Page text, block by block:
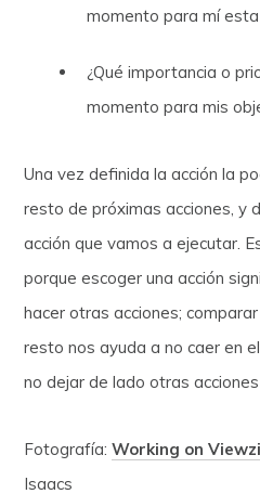
momento para mí esta
¿Qué importancia o
momento para mis
Una vez definida la acción la
resto de próximas acciones, y
acción que vamos a ejecutar.
porque escoger una acción
hacer otras acciones;
resto nos ayuda a no caer en
no dejar de lado otras
Fotografía:Working on
Isaacs